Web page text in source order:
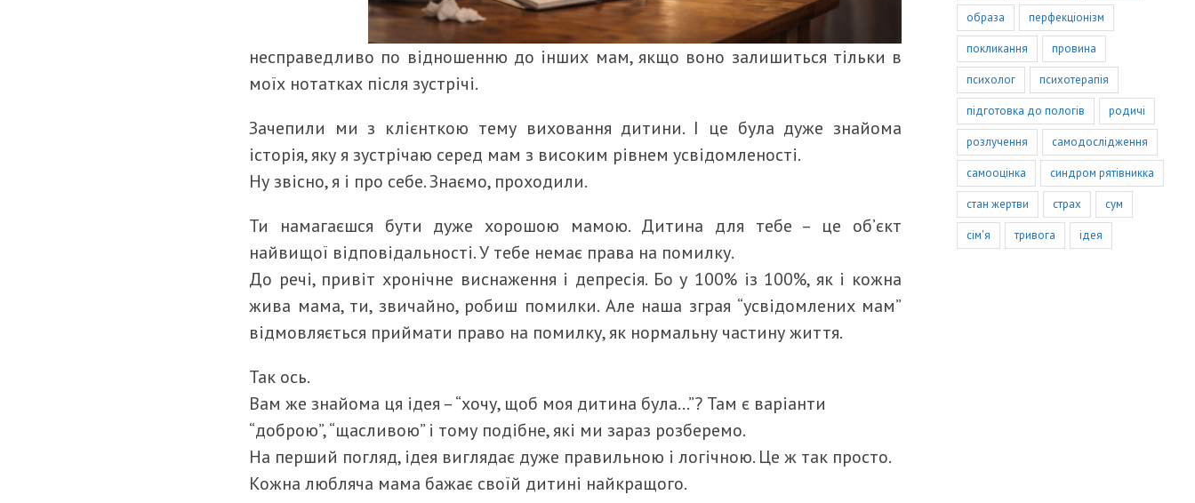
несправедливо по відношенню до інших мам, якщо воно залишиться тільки в
моїх нотатках після зустрічі.
Зачепили ми з клієнткою тему виховання дитини. І це була дуже знайома
історія, яку я зустрічаю серед мам з високим рівнем усвідомленості.
Ну звісно, я і про себе. Знаємо, проходили.
Ти намагаєшся бути дуже хорошою мамою. Дитина для тебе – це об’єкт
найвищої відповідальності. У тебе немає права на помилку.
До речі, привіт хронічне виснаження і депресія. Бо у 100% із 100%, як і кожна
жива мама, ти, звичайно, робиш помилки. Але наша зграя “усвідомлених мам”
відмовляється приймати право на помилку, як нормальну частину життя.
Так ось.
Вам же знайома ця ідея – “хочу, щоб моя дитина була…”? Там є варіанти
“доброю”, “щасливою” і тому подібне, які ми зараз розберемо.
На перший погляд, ідея виглядає дуже правильною і логічною. Це ж так просто.
Кожна любляча мама бажає своїй дитині найкращого.
образа перфекціонізм
покликання провина
психолог психотерапія
підготовка до пологів родичі
розлучення самодослідження
самооцінка синдром рятівникка
стан жертви страх сум
сім'я тривога ідея